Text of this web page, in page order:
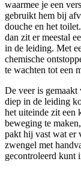
waarmee je een
gebruikt hem bij
douche en het
dan zit er meestal
in de leiding. Met
chemische
te wachten tot een
De veer is
diep in de leiding
het uiteinde zit een
beweging te
pakt hij vast wat er
zwengel met
gecontroleerd kunt